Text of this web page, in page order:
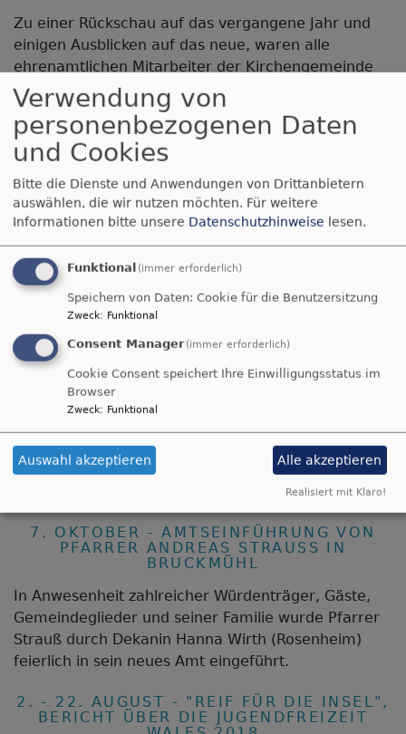
Zu einer Rückschau auf das vergangene Jahr und
einigen Ausblicken auf das neue, waren alle
ehrenamtlichen Mitarbeiter der Kirchengemeinde
von den Pfarrern in den Gemeindesaal eingeladen
worden.
2. DEZEMBER - EINFÜHRUNG DES NEUEN
KIRCHENVORSTANDS AM 1. ADVENT 2018
Der Ende Oktober 2018 neu gewählte
Kirchenvorstand wurde im Rahmen eines
Gottesdienstes der Gemeinde vorgestellt und
feierlich in sein neues Amt eingeführt.
25. OKTOBER - VERGISS-MEIN-NICHT-
GOTTESDIENST
Westerhamer Kirche St. Peter und Paul: "Ich bin
ganz Ohr" - 4. Vergiss-mein-nicht-Gottesdienst
20. OKTOBER - CHURCH NIGHT 2018
Am Samstag, den 20. Oktober 2018, feierten 70
Jugendliche in der Emmauskirche in Feldkirchen die
7. OKTOBER - AMTSEINFÜHRUNG VON
PFARRER ANDREAS STRAUSS IN B
RUCKMÜHL
In Anwesenheit zahlreicher Würdenträger, Gäste,
Gemeindeglieder und seiner Familie wurde Pfarrer
Strauß durch Dekanin Hanna Wirth (Rosenheim)
feierlich in sein neues Amt eingeführt.
2. - 22. AUGUST - "REIF FÜR DIE INSEL",
BERICHT ÜBER DIE JUGENDFREIZEIT
Verwendung von
personenbezogenen Daten
und Cookies
Bitte die Dienste und Anwendungen von Drittanbietern
auswählen, die wir nutzen möchten. Für weitere
Informationen bitte unsere Datenschutzhinweise lesen.
Funktional (immer erforderlich)
Speichern von Daten: Cookie für die Benutzersitzung
Zweck: Funktional
Consent Manager (immer erforderlich)
Cookie Consent speichert Ihre Einwilligungsstatus im
Browser
Zweck: Funktional
Auswahl akzeptieren Alle akzeptieren
Realisiert mit Klaro!